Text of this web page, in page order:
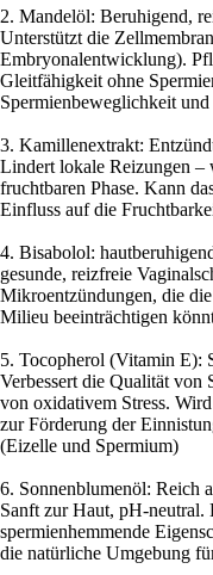
2. Mandelöl: Beruhigend,
Unterstützt die
Embryonalentwicklung).
Gleitfähigkeit ohne
Spermienbeweglichkeit
3. Kamillenextrakt:
Lindert lokale Reizungen –
fruchtbaren Phase. Kann
Einfluss auf die
4. Bisabolol:
gesunde, reizfreie
Mikroentzündungen, die
Milieu beeinträchtigen
5. Tocopherol (Vitamin E):
Verbessert die Qualität von
von oxidativem Stress.
zur Förderung der
(Eizelle und Spermium)
6. Sonnenblumenöl: Reich
Sanft zur Haut, pH-neutral.
spermienhemmende
die natürliche Umgebung